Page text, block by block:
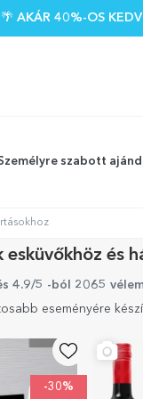
🌴 AKÁR 40%-OS
szabott
esküvőkhöz és
4.9/5 -ból 2065
eseményére
-30%